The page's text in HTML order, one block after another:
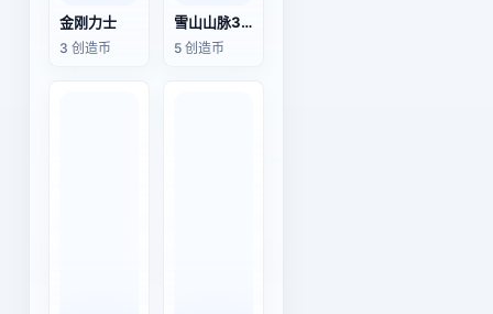
金刚力士
3 创造币
雪山山脉3D渲染模型
5 创造币